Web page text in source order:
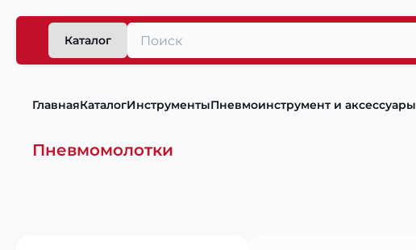
Каталог
ГлавнаяКаталогИнструментыПневмоинструмент и аксессуары
Пневмомолотки